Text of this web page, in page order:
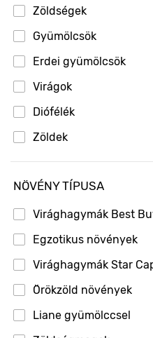
Begónia
Begónia ampelous
Begónia gumós
Boglárka
Bojtocska
Borágó
Borbolya
Boróka
Borostyán
Borzaskata
Botanikus tulipánok
Brokkoli
Búzavirág
Zöldségek
Gyümölcsök
Erdei gyümölcsök
Virágok
Diófélék
Zöldek
NÖVÉNY TÍPUSA
Virághagymák Best
Egzotikus növények
Virághagymák Star
Örökzöld növények
Liane gyümölccsel